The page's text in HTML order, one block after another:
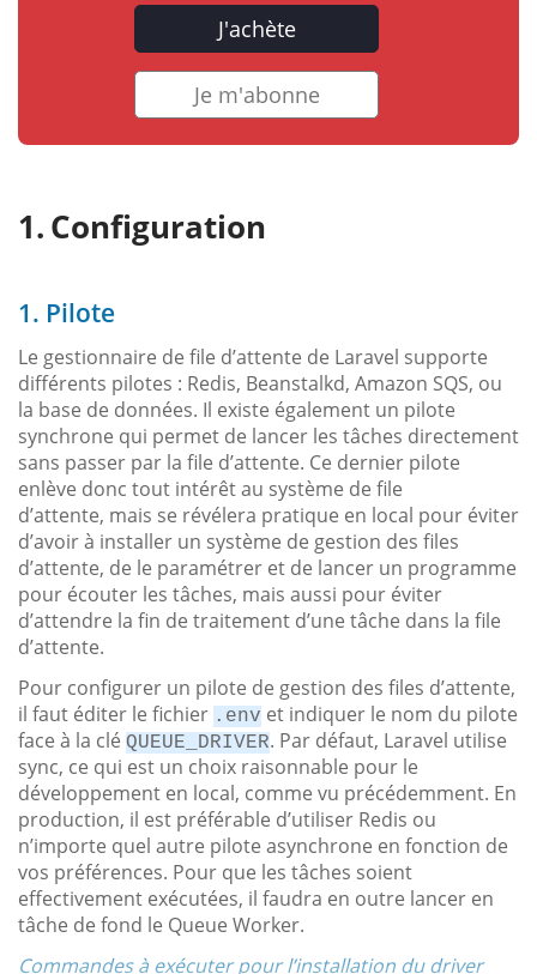
J'achète
Je m'abonne
Configuration
1. Pilote
Le gestionnaire de file d’attente de Laravel supporte
différents pilotes : Redis, Beanstalkd, Amazon SQS, ou
la base de données. Il existe également un pilote
synchrone qui permet de lancer les tâches directement
sans passer par la file d’attente. Ce dernier pilote
enlève donc tout intérêt au système de file
d’attente, mais se révélera pratique en local pour éviter
d’avoir à installer un système de gestion des files
d’attente, de le paramétrer et de lancer un programme
pour écouter les tâches, mais aussi pour éviter
d’attendre la fin de traitement d’une tâche dans la file
d’attente.
Pour configurer un pilote de gestion des files d’attente,
il faut éditer le fichier .env et indiquer le nom du pilote
face à la clé QUEUE_DRIVER. Par défaut, Laravel utilise
sync, ce qui est un choix raisonnable pour le
développement en local, comme vu précédemment. En
production, il est préférable d’utiliser Redis ou
n’importe quel autre pilote asynchrone en fonction de
vos préférences. Pour que les tâches soient
effectivement exécutées, il faudra en outre lancer en
tâche de fond le Queue Worker.
Commandes à exécuter pour l’installation du driver